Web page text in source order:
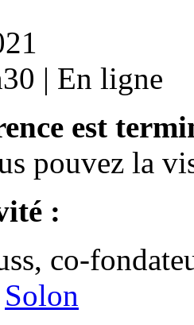
| En ligne
est
pouvez la
:
co-
Solon